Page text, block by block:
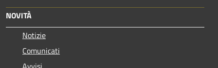
NOVITÀ
Notizie
Comunicati